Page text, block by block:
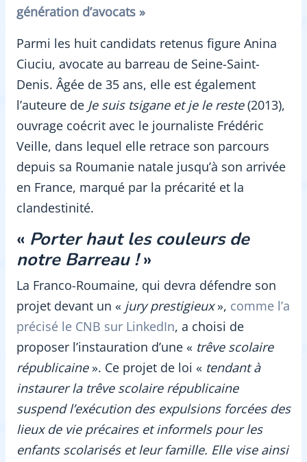
génération d’avocats »
Parmi les huit candidats retenus figure Anina
Ciuciu, avocate au barreau de Seine-Saint-
Denis. Âgée de 35 ans, elle est également
l’auteure de Je suis tsigane et je le reste(2013),
ouvrage coécrit avec le journaliste Frédéric
Veille, dans lequel elle retrace son parcours
depuis sa Roumanie natale jusqu’à son arrivée
en France, marqué par la précarité et la
clandestinité.
« Porter haut les couleurs de
notre Barreau !»
La Franco-Roumaine, qui devra défendre son
projet devant un « jury prestigieux», comme l’a
précisé le CNB sur LinkedIn, a choisi de
proposer l’instauration d’une « trêve scolaire
républicaine». Ce projet de loi « tendant à
instaurer la trêve scolaire républicaine
suspend l’exécution des expulsions forcées des
lieux de vie précaires et informels pour les
enfants scolarisés et leur famille. Elle vise ainsi